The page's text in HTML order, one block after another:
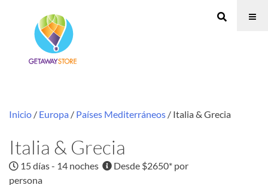
Inicio / Europa / Países Mediterráneos / Italia & Grecia
Italia & Grecia
15 días - 14 noches
Desde $2650* por
persona